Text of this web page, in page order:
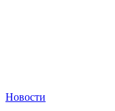
Новости